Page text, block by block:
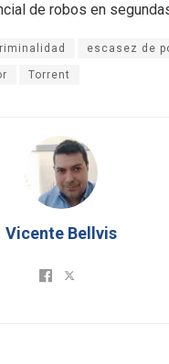
de robos en
escasez de
Torrent
Vicente Bellvis